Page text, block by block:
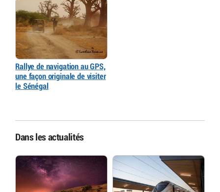
Rallye de navigation au GPS,
une façon originale de visiter
le Sénégal
Dans les actualités